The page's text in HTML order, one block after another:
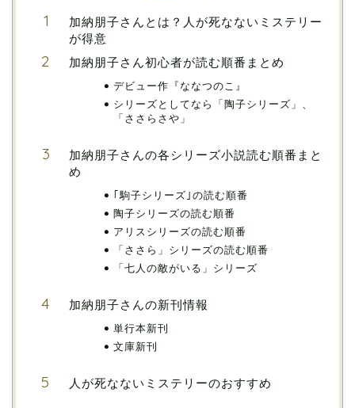
加納朋子さんとは？人が死なないミステリー
が得意
加納朋子さん初心者が読む順番まとめ
デビュー作『ななつのこ』
シリーズとしてなら「陶子シリーズ」、
「ささらさや」
加納朋子さんの各シリーズ小説読む順番まと
め
｢駒子シリーズ｣の読む順番
陶子シリーズの読む順番
アリスシリーズの読む順番
「ささら」シリーズの読む順番
「七人の敵がいる」シリーズ
加納朋子さんの新刊情報
単行本新刊
文庫新刊
人が死なないミステリーのおすすめ